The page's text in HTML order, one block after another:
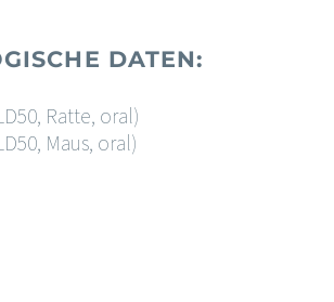
DATEN:
Ratte, oral)
Maus, oral)